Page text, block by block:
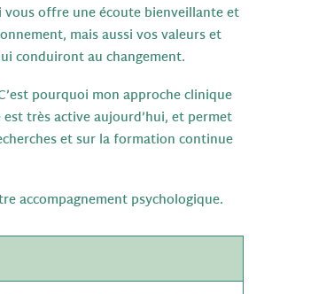
vous offre une écoute bienveillante et
mais aussi vos valeurs et
conduiront au changement.
pourquoi mon approche clinique
très active aujourd’hui, et permet
et sur la formation continue
accompagnement psychologique.